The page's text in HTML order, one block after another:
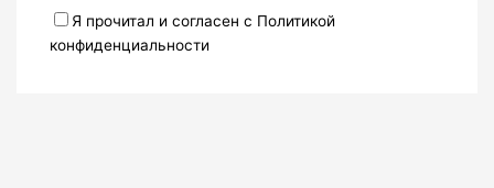
Я прочитал и согласен с Политикой
конфиденциальности